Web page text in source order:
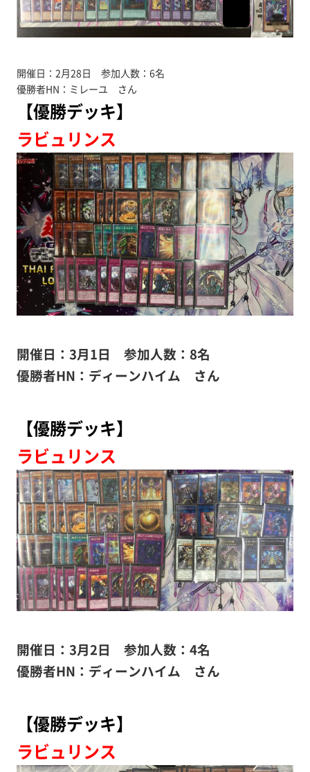
開催日：2月28日 参加人数：6名
優勝者HN：ミレーユ さん
【優勝デッキ】
ラビュリンス
開催日：3月1日 参加人数：8名
優勝者HN：ディーンハイム さん
【優勝デッキ】
ラビュリンス
開催日：3月2日 参加人数：4名
優勝者HN：ディーンハイム さん
【優勝デッキ】
ラビュリンス